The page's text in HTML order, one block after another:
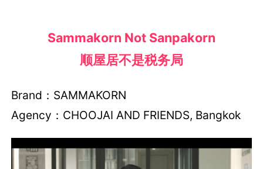
Sammakorn Not Sanpakorn
顺屋居不是税务局
Brand：SAMMAKORN
Agency：CHOOJAI AND FRIENDS, Bangkok